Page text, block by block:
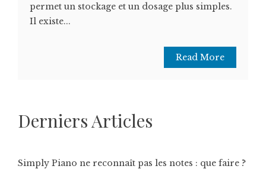
permet un stockage et un dosage plus simples.
Il existe...
Read More
Derniers Articles
Simply Piano ne reconnaît pas les notes : que faire ?